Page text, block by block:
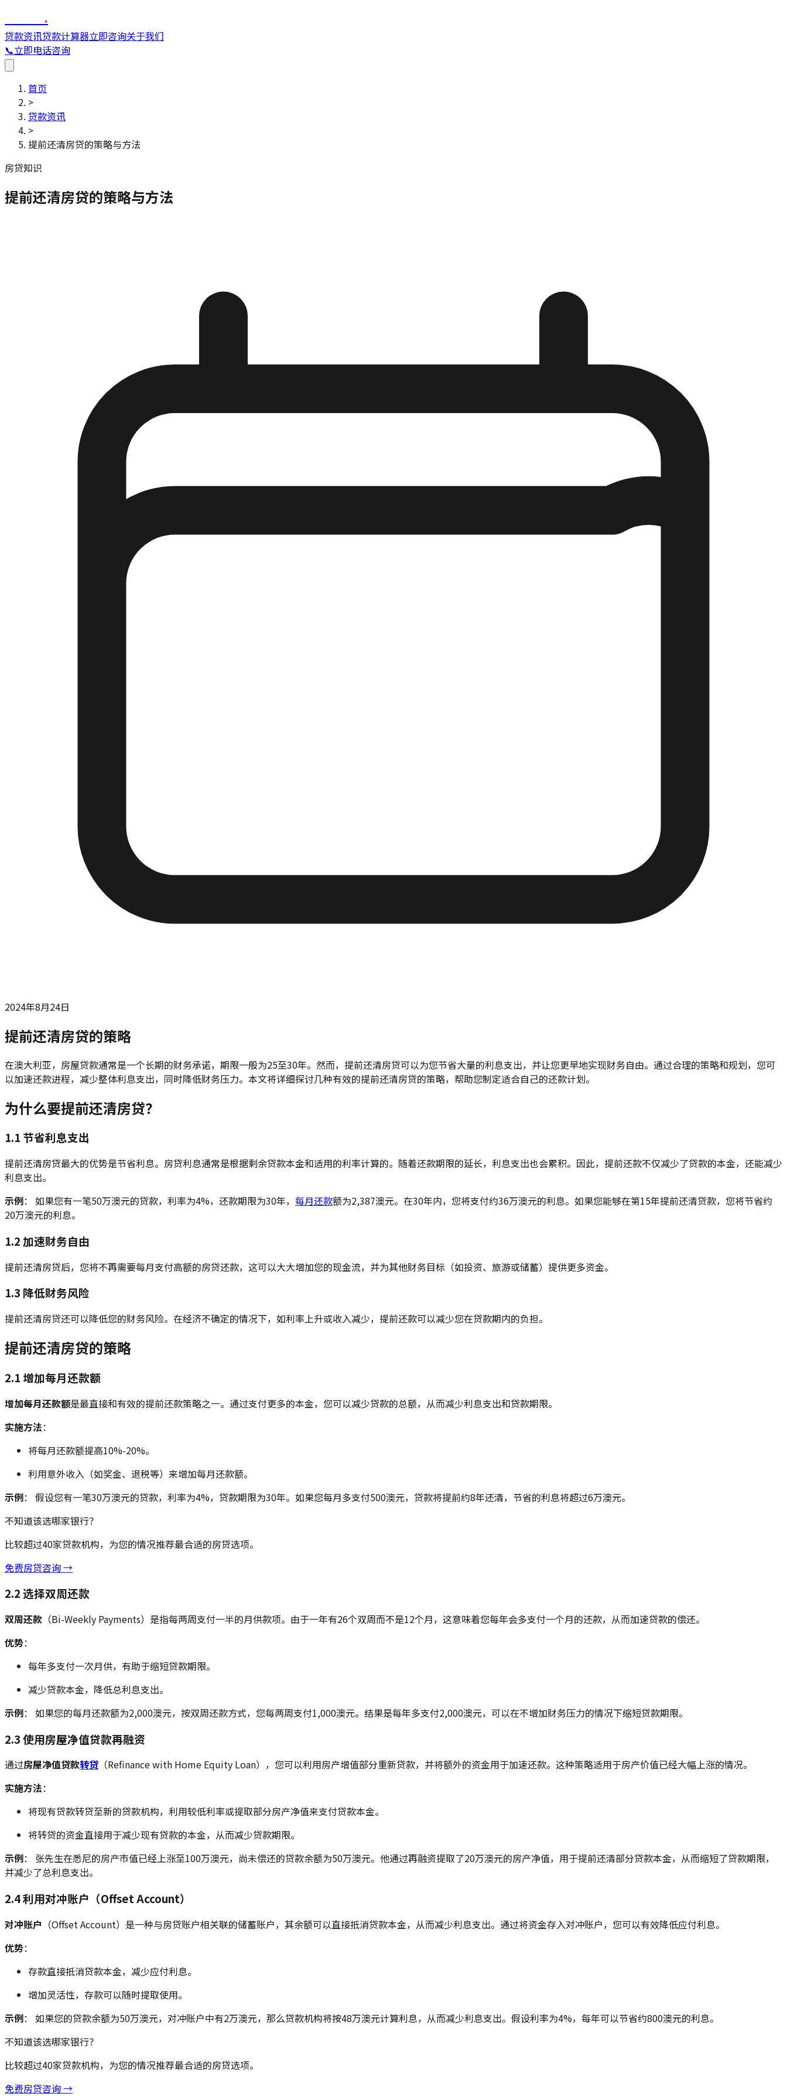
.
贷款资讯贷款计算器立即咨询关于我们
📞立即电话咨询
首页
>
贷款资讯
>
提前还清房贷的策略与方法
房贷知识
提前还清房贷的策略与方法
2024年8月24日
提前还清房贷的策略
在澳大利亚，房屋贷款通常是一个长期的财务承诺，期限一般为25至30年。然而，提前还清房贷可以为您节省大量的利息支出，并让您更早地实现财务自由。通过合理的策略和规划，您可
以加速还款进程，减少整体利息支出，同时降低财务压力。本文将详细探讨几种有效的提前还清房贷的策略，帮助您制定适合自己的还款计划。
为什么要提前还清房贷？
1.1 节省利息支出
提前还清房贷最大的优势是节省利息。房贷利息通常是根据剩余贷款本金和适用的利率计算的。随着还款期限的延长，利息支出也会累积。因此，提前还款不仅减少了贷款的本金，还能减少
利息支出。
示例： 如果您有一笔50万澳元的贷款，利率为4%，还款期限为30年， 每月还款额为2,387澳元。在30年内，您将支付约36万澳元的利息。如果您能够在第15年提前还清贷款，您将节省约
20万澳元的利息。
1.2 加速财务自由
提前还清房贷后，您将不再需要每月支付高额的房贷还款，这可以大大增加您的现金流，并为其他财务目标（如投资、旅游或储蓄）提供更多资金。
1.3 降低财务风险
提前还清房贷还可以降低您的财务风险。在经济不确定的情况下，如利率上升或收入减少，提前还款可以减少您在贷款期内的负担。
提前还清房贷的策略
2.1 增加每月还款额
增加每月还款额是最直接和有效的提前还款策略之一。通过支付更多的本金，您可以减少贷款的总额，从而减少利息支出和贷款期限。
实施方法：
将每月还款额提高10%-20%。
利用意外收入（如奖金、退税等）来增加每月还款额。
示例： 假设您有一笔30万澳元的贷款，利率为4%，贷款期限为30年。如果您每月多支付500澳元，贷款将提前约8年还清，节省的利息将超过6万澳元。
不知道该选哪家银行？
比较超过40家贷款机构，为您的情况推荐最合适的房贷选项。
免费房贷咨询 →
2.2 选择双周还款
双周还款 （Bi-Weekly Payments）是指每两周支付一半的月供款项。由于一年有26个双周而不是12个月，这意味着您每年会多支付一个月的还款，从而加速贷款的偿还。
优势：
每年多支付一次月供，有助于缩短贷款期限。
减少贷款本金，降低总利息支出。
示例： 如果您的每月还款额为2,000澳元，按双周还款方式，您每两周支付1,000澳元。结果是每年多支付2,000澳元，可以在不增加财务压力的情况下缩短贷款期限。
2.3 使用房屋净值贷款再融资
通过房屋净值贷款转贷 （Refinance with Home Equity Loan），您可以利用房产增值部分重新贷款，并将额外的资金用于加速还款。这种策略适用于房产价值已经大幅上涨的情况。
实施方法：
将现有贷款转贷至新的贷款机构，利用较低利率或提取部分房产净值来支付贷款本金。
将转贷的资金直接用于减少现有贷款的本金，从而减少贷款期限。
示例： 张先生在悉尼的房产市值已经上涨至100万澳元，尚未偿还的贷款余额为50万澳元。他通过再融资提取了20万澳元的房产净值，用于提前还清部分贷款本金，从而缩短了贷款期限，
并减少了总利息支出。
2.4 利用对冲账户（Offset Account）
对冲账户 （Offset Account）是一种与房贷账户相关联的储蓄账户，其余额可以直接抵消贷款本金，从而减少利息支出。通过将资金存入对冲账户，您可以有效降低应付利息。
优势：
存款直接抵消贷款本金，减少应付利息。
增加灵活性，存款可以随时提取使用。
示例： 如果您的贷款余额为50万澳元，对冲账户中有2万澳元，那么贷款机构将按48万澳元计算利息，从而减少利息支出。假设利率为4%，每年可以节省约800澳元的利息。
不知道该选哪家银行？
比较超过40家贷款机构，为您的情况推荐最合适的房贷选项。
免费房贷咨询 →